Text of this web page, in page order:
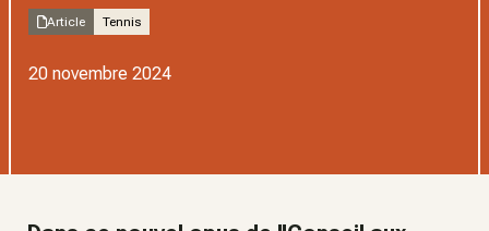
Article Tennis
20 novembre 2024